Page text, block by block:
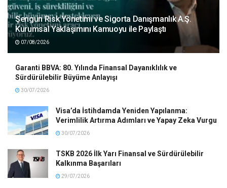
Şengün Risk Yönetimi ve Sigorta Danışmanlık A.Ş.
Kurumsal Yaklaşımını Kamuoyu ile Paylaştı
07/08/2026
Garanti BBVA: 80. Yılında Finansal Dayanıklılık ve
Sürdürülebilir Büyüme Anlayışı
30/07/2026
Visa’da İstihdamda Yeniden Yapılanma:
Verimlilik Artırma Adımları ve Yapay Zeka Vurgu
30/07/2026
TSKB 2026 İlk Yarı Finansal ve Sürdürülebilir
Kalkınma Başarıları
29/07/2026